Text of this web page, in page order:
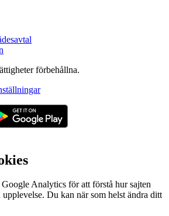
förbehållna.
Analytics för att förstå hur sajten
Du kan när som helst ändra ditt